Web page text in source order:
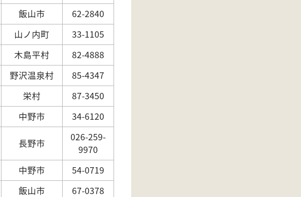
飯山市
62-2840
山ノ内町
33-1105
木島平村
82-4888
野沢温泉村
85-4347
栄村 87-3450
中野市 34-6120
長野市
026-259-
9970
中野市
54-0719
飯山市
67-0378